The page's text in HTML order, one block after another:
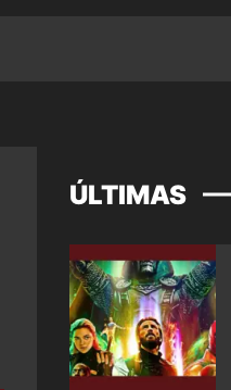
ÚLTIMAS